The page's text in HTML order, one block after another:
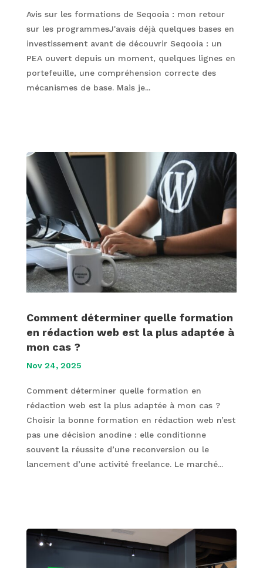
Avis sur les formations de Seqooia : mon retour
sur les programmesJ'avais déjà quelques bases en
investissement avant de découvrir Seqooia : un
PEA ouvert depuis un moment, quelques lignes en
portefeuille, une compréhension correcte des
mécanismes de base. Mais je...
Comment déterminer quelle formation
en rédaction web est la plus adaptée à
mon cas ?
Nov 24, 2025
Comment déterminer quelle formation en
rédaction web est la plus adaptée à mon cas ?
Choisir la bonne formation en rédaction web n’est
pas une décision anodine : elle conditionne
souvent la réussite d’une reconversion ou le
lancement d’une activité freelance. Le marché...